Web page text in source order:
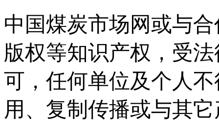
中国煤炭市场网或与
版权等知识产权，受
可，任何单位及个人
用、复制传播或与其